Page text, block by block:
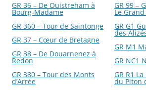
GR 36 – De Ouistreham à
Bourg-Madame
GR 360 – Tour de Saintonge
GR 37 – Cœur de Bretagne
GR 38 – De Douarnenez à
Redon
GR 380 – Tour des Monts
d’Arrée
GR 99 –
Le
GR G1
des
GR M1
GR NC1
GR R1
du Piton